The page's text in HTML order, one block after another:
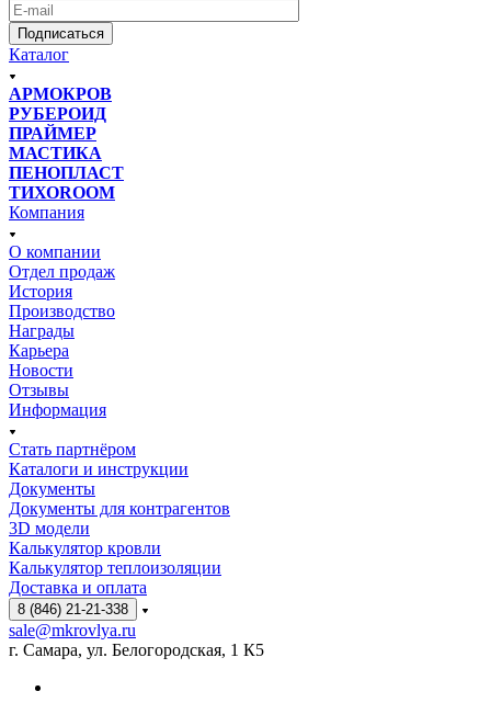
Подписаться
Каталог
АРМОКРОВ
РУБЕРОИД
ПРАЙМЕР
МАСТИКА
ПЕНОПЛАСТ
ТИХОROOM
Компания
О компании
Отдел продаж
История
Производство
Награды
Карьера
Новости
Отзывы
Информация
Стать партнёром
Каталоги и инструкции
Документы
Документы для контрагентов
3D модели
Калькулятор кровли
Калькулятор теплоизоляции
Доставка и оплата
8 (846) 21-21-338
sale@mkrovlya.ru
г. Самара, ул. Белогородская, 1 К5